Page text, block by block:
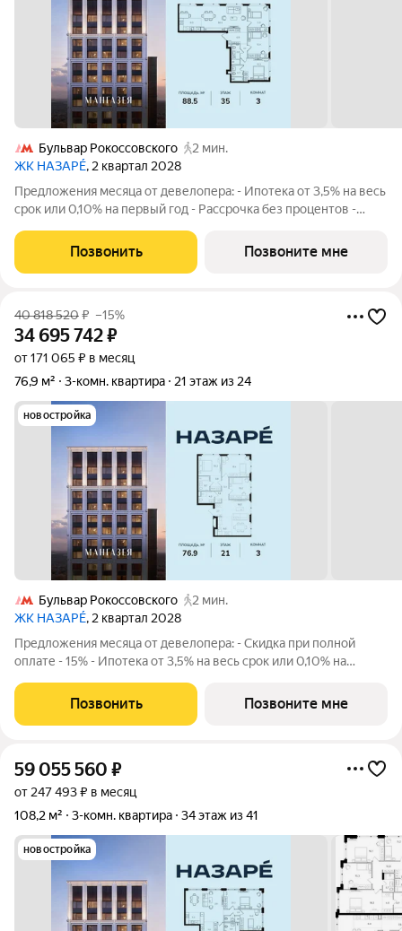
Бульвар Рокоссовского
2 мин.
ЖК НАЗАРÉ, 2 квартал 2028
Предложения месяца от девелопера: - Ипотека от 3,5% на весь
срок или 0,10% на первый год - Рассрочка без процентов -
Просторная 3-комнатная квартира. Общая площадь - 88.5 м2 на
35 этаже, без отделки.
Позвонить Позвоните мне
40 818 520₽ –15%
34 695 742₽
от 171 065 ₽ в месяц
76,9 м²
3-комн. квартира 21 этаж из 24
новостройка
Бульвар Рокоссовского
2 мин.
ЖК НАЗАРÉ, 2 квартал 2028
Предложения месяца от девелопера: - Скидка при полной
оплате - 15% - Ипотека от 3,5% на весь срок или 0,10% на
проживанием на время строительства дома Просторная 3-
комнатная квартира. Общая площадь -
Позвонить Позвоните мне
59 055 560 ₽
от 247 493 ₽ в месяц
108,2 м²
3-комн. квартира 34 этаж из 41
новостройка